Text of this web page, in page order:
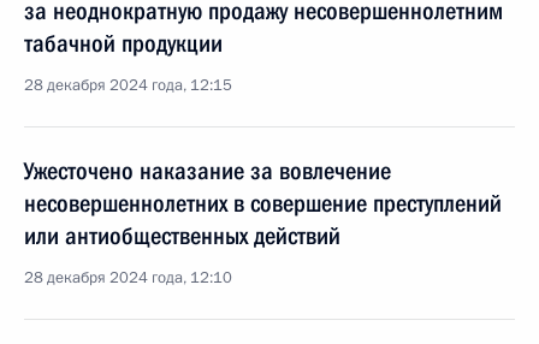
за неоднократную продажу несовершеннолетним
табачной продукции
28 декабря 2024 года, 12:15
Ужесточено наказание за вовлечение
несовершеннолетних в совершение преступлений
или антиобщественных действий
28 декабря 2024 года, 12:10